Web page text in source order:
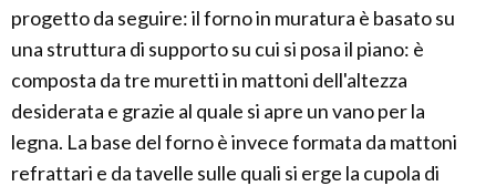
progetto da seguire: il forno in muratura è basato su
una struttura di supporto su cui si posa il piano: è
composta da tre muretti in mattoni dell'altezza
desiderata e grazie al quale si apre un vano per la
legna. La base del forno è invece formata da mattoni
refrattari e da tavelle sulle quali si erge la cupola di